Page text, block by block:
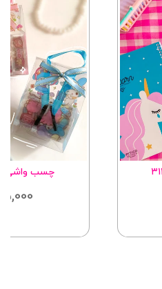
چسب واشی